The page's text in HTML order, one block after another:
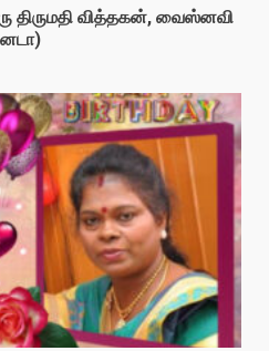
திருமதி வித்தகன், வைஸ்னவி